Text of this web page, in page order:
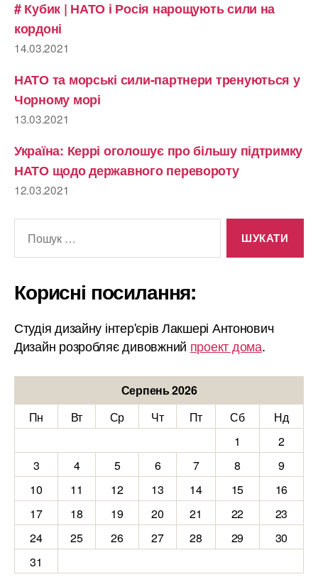
# Кубик | НАТО і Росія нарощують сили на
кордоні
14.03.2021
НАТО та морські сили-партнери тренуються у
Чорному морі
13.03.2021
Україна: Керрі оголошує про більшу підтримку
НАТО щодо державного перевороту
12.03.2021
Корисні посилання:
Студія дизайну інтер'єрів Лакшері Антонович
Дизайн розробляє дивовжний проект дома.
Серпень 2026
Пн
Вт Ср Чт Пт Сб
Нд
1
2
3
4 5 6 7 8
9
10
11 12 13 14 15
16
17
18 19 20 21 22
23
24
25 26 27 28 29
30
31